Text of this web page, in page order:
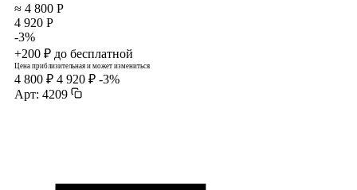
≈ 4 800 Р
4 920 Р
-3%
+200 ₽ до бесплатной
Цена приблизительная и может измениться
4 800 ₽ 4 920 ₽ -3%
Арт: 4209